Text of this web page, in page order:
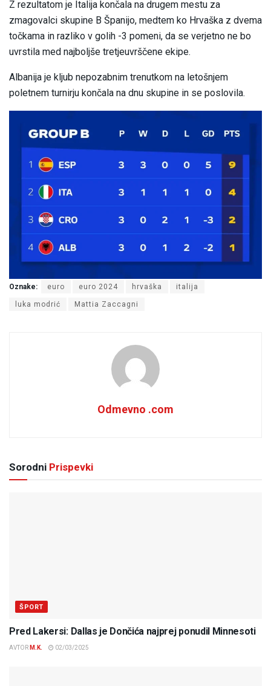
Z rezultatom je Italija končala na drugem mestu za
zmagovalci skupine B Španijo, medtem ko Hrvaška z dvema
točkama in razliko v golih -3 pomeni, da se verjetno ne bo
uvrstila med najboljše tretjeuvrščene ekipe.
Albanija je kljub nepozabnim trenutkom na letošnjem
poletnem turnirju končala na dnu skupine in se poslovila.
Oznake: euro euro 2024 hrvaška italija
luka modrić Mattia Zaccagni
Odmevno .com
Sorodni Prispevki
ŠPORT
Pred Lakersi: Dallas je Dončića najprej ponudil Minnesoti
AVTOR M.K. 02/03/2025